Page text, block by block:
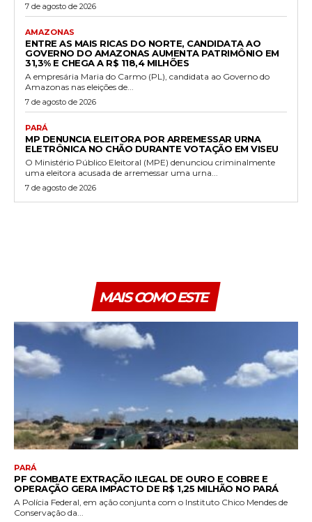
7 de agosto de 2026
AMAZONAS
ENTRE AS MAIS RICAS DO NORTE, CANDIDATA AO
GOVERNO DO AMAZONAS AUMENTA PATRIMÔNIO EM
31,3% E CHEGA A R$ 118,4 MILHÕES
A empresária Maria do Carmo (PL), candidata ao Governo do
Amazonas nas eleições de...
7 de agosto de 2026
PARÁ
MP DENUNCIA ELEITORA POR ARREMESSAR URNA
ELETRÔNICA NO CHÃO DURANTE VOTAÇÃO EM VISEU
O Ministério Público Eleitoral (MPE) denunciou criminalmente
uma eleitora acusada de arremessar uma urna...
7 de agosto de 2026
MAIS COMO ESTE
PARÁ
PF COMBATE EXTRAÇÃO ILEGAL DE OURO E COBRE E
OPERAÇÃO GERA IMPACTO DE R$ 1,25 MILHÃO NO PARÁ
A Polícia Federal, em ação conjunta com o Instituto Chico Mendes de
Conservação da...